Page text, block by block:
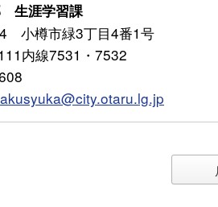
生涯学習課
小樽市緑3丁目4番1号
内線7531・7532